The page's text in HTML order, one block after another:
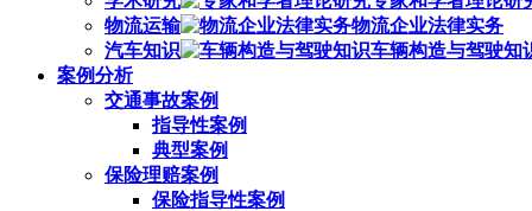
物流运输
物流企业法律实务
汽车知识
车辆构造与驾驶知
案例分析
交通事故案例
指导性案例
典型案例
保险理赔案例
保险指导性案例